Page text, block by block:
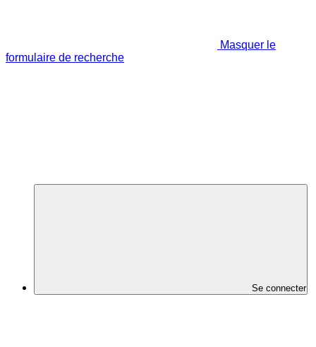
Masquer le
formulaire de recherche
Se connecter